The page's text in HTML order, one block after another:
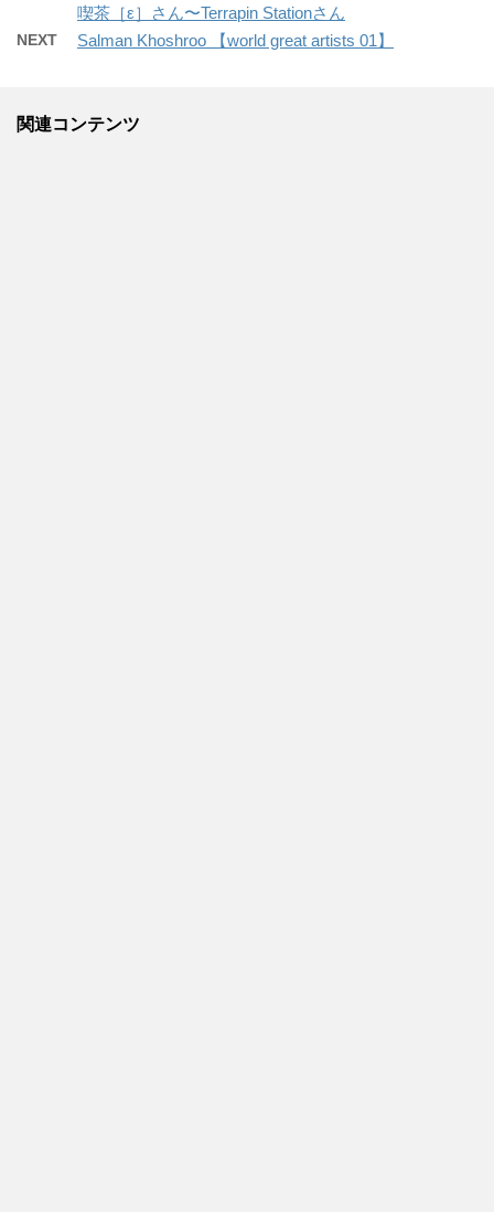
喫茶［ε］さん〜Terrapin Stationさん
NEXT Salman Khoshroo 【world great artists 01】
関連コンテンツ